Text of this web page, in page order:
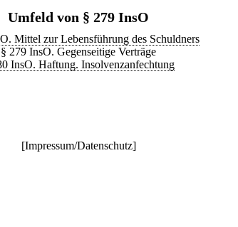
Umfeld von § 279 InsO
Mittel zur Lebensführung des Schuldners
§ 279 InsO. Gegenseitige Verträge
InsO. Haftung. Insolvenzanfechtung
[Impressum/Datenschutz]